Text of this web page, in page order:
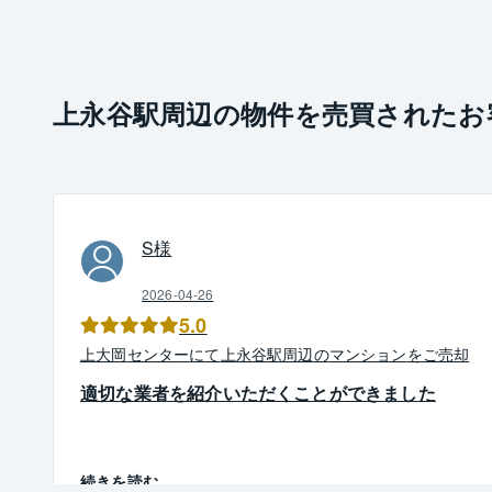
上永谷駅周辺の物件を売買された
S様
2026-04-26
5.0
上大岡センターにて 上永谷駅周辺のマンションをご売却
適切な業者を紹介いただくことができました
続きを読む